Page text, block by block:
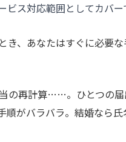
ス対応範囲としてカバー
、あなたはすぐに必要
の再計算……。ひとつの
がバラバラ。結婚なら氏